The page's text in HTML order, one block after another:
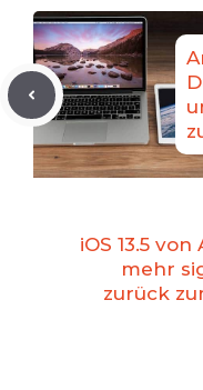
iOS 13.5
mehr
zurück